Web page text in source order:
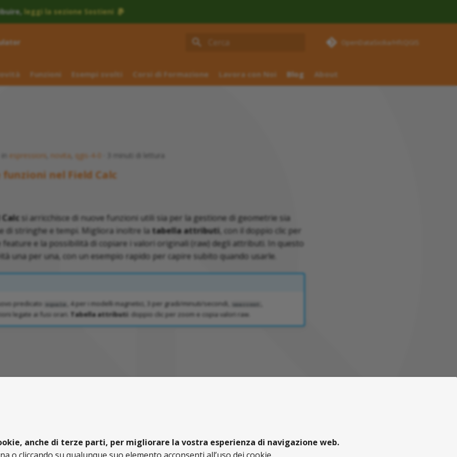
leggi la sezione Sostieni
OpenDataSicilia/HfcQGIS
Funzioni Esempi svolti Corsi di Formazione Lavora con Noi Blog About
espressioni novita qgis-4-0
funzioni nel Field Calc
si arricchisce di nuove funzioni utili sia per la gestione di geometrie sia
di stringhe e tempi. Migliora inoltre latabella attributi , con il doppio clic per
feature e la possibilità di copiare i valori originali (raw) degli attributi. In questo
una per una, con un esempio rapido per capire subito quando usarle.
predicato equals , 4 per i modelli magnetici, 3 per gradi/minuti/secondi, unaccent
legate ai fusi orari. Tabella attributi: doppio clic per zoom e copia valori raw.
anche di terze parti, per migliorare la vostra esperienza di navigazione web.